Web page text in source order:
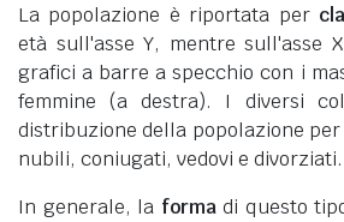
La popolazione è riportata per
età sull'asse Y, mentre sull'asse
grafici a barre a specchio con i
femmine (a destra). I diversi
distribuzione della popolazione
nubili, coniugati, vedovi e divorziati.
In generale, la formadi questo